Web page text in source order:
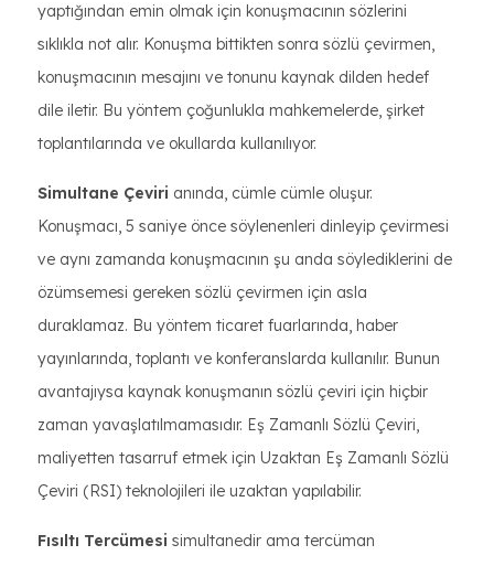
yaptığından emin olmak için konuşmacının sözlerini
sıklıkla not alır. Konuşma bittikten sonra sözlü çevirmen,
konuşmacının mesajını ve tonunu kaynak dilden hedef
dile iletir. Bu yöntem çoğunlukla mahkemelerde, şirket
toplantılarında ve okullarda kullanılıyor.
Simultane Çeviri anında, cümle cümle oluşur.
Konuşmacı, 5 saniye önce söylenenleri dinleyip çevirmesi
ve aynı zamanda konuşmacının şu anda söylediklerini de
özümsemesi gereken sözlü çevirmen için asla
duraklamaz. Bu yöntem ticaret fuarlarında, haber
yayınlarında, toplantı ve konferanslarda kullanılır. Bunun
avantajıysa kaynak konuşmanın sözlü çeviri için hiçbir
zaman yavaşlatılmamasıdır. Eş Zamanlı Sözlü Çeviri,
maliyetten tasarruf etmek için Uzaktan Eş Zamanlı Sözlü
Çeviri (RSI) teknolojileri ile uzaktan yapılabilir.
Fısıltı Tercümesi simultanedir ama tercüman